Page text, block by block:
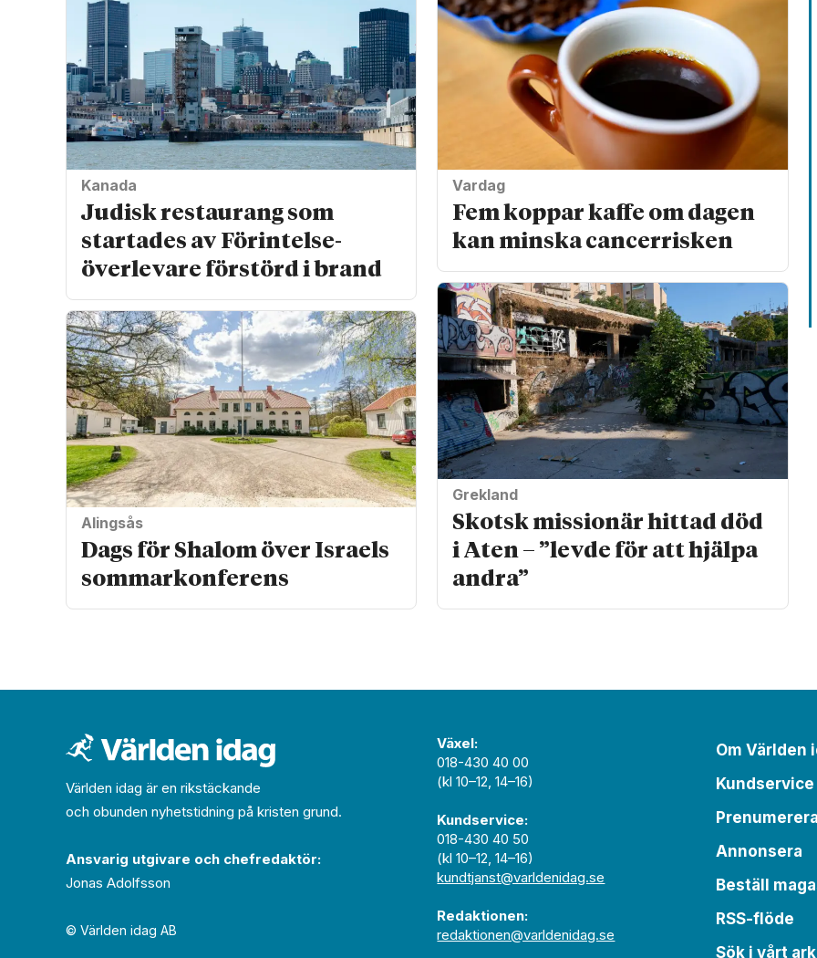
Kanada
Judisk restaurang som
startades av Förintelse­
överlevare förstörd i brand
Alingsås
Dags för Shalom över Israels
sommarkonferens
Vardag
Fem koppar kaffe om dagen
kan minska cancer­risken
Grekland
Skotsk missionär hittad död
i Aten – ”levde för att hjälpa
andra”
Världen idag är en rikstäckande
och obunden nyhets­­­tidning på kristen grund.
Ansvarig utgivare och chef­redaktör:
Jonas Adolfsson
© Världen idag AB
Växel:
018-430 40 00
(kl 10–12, 14–16)
Kundservice:
018-430 40 50
(kl 10–12, 14–16)
kundtjanst@varldenidag.se
Redaktionen:
redaktionen@varldenidag.se
Om Världen
Kundservice
Annonsera
Beställ
RSS-flöde
Sök i vårt